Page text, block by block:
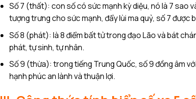
Số 7 (thất): con số có sức mạnh kỳ diệu, nó là 7 sao
tượng trưng cho sức mạnh, đẩy lùi ma quỷ, số 7 được
Số 8 (phát): là 8 điểm bất tử trong đạo Lão và bát
phát, tự sinh, tự nhân.
Số 9 (thừa): trong tiếng Trung Quốc, số 9 đồng âm
hạnh phúc an lành và thuận lợi.